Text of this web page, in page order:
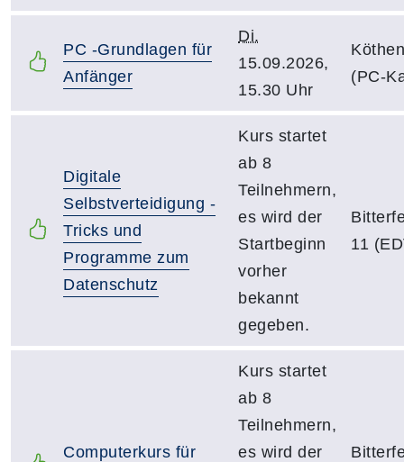
PC -Grundlagen für
Anfänger
Di.
15.09.2026,
15.30 Uhr
(PC-
Digitale
Selbstverteidigung -
Tricks und
Programme zum
Datenschutz
Kurs startet
ab 8
Teilnehmern,
es wird der
Startbeginn
vorher
bekannt
gegeben.
11
Computerkurs für
Kurs startet
ab 8
Teilnehmern,
es wird der